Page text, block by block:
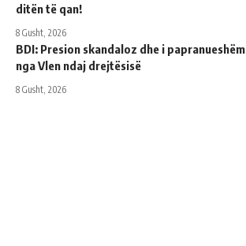
ditën të qan!
8 Gusht, 2026
BDI: Presion skandaloz dhe i papranueshëm
nga Vlen ndaj drejtësisë
8 Gusht, 2026